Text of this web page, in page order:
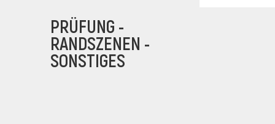
PRÜFUNG -
RANDSZENEN -
SONSTIGES